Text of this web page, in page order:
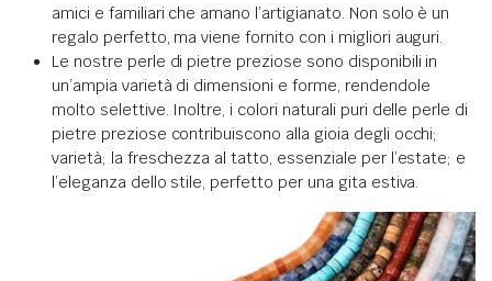
amici e familiari che amano l’artigianato. Non solo è un
regalo perfetto, ma viene fornito con i migliori auguri.
Le nostre perle di pietre preziose sono disponibili in
un’ampia varietà di dimensioni e forme, rendendole
molto selettive. Inoltre, i colori naturali puri delle perle di
pietre preziose contribuiscono alla gioia degli occhi;
varietà; la freschezza al tatto, essenziale per l’estate; e
l’eleganza dello stile, perfetto per una gita estiva.